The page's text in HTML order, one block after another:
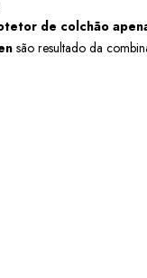
de colchão
são resultado da